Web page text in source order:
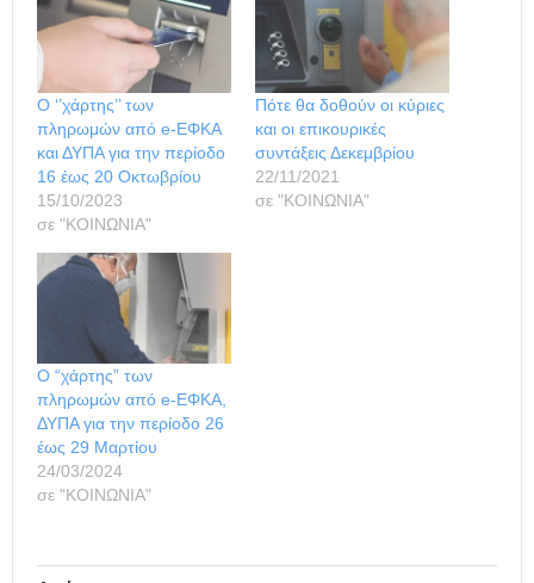
Ο ‘’χάρτης’’ των
πληρωμών από e-ΕΦΚΑ
και ΔΥΠΑ για την περίοδο
16 έως 20 Οκτωβρίου
15/10/2023
σε "ΚΟΙΝΩΝΙΑ"
Πότε θα δοθούν οι κύριες
και οι επικουρικές
συντάξεις Δεκεμβρίου
22/11/2021
σε "ΚΟΙΝΩΝΙΑ"
Ο “χάρτης” των
πληρωμών από e-ΕΦΚΑ,
ΔΥΠΑ για την περίοδο 26
έως 29 Μαρτίου
24/03/2024
σε "ΚΟΙΝΩΝΙΑ"